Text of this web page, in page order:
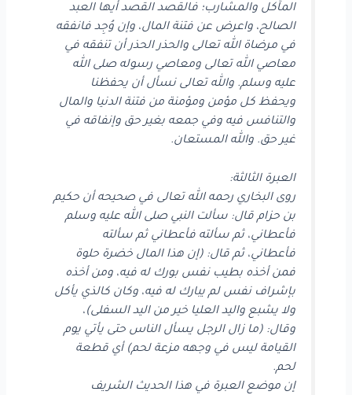
المآكل والمشارب؛ فالقصد القصد أيها العبد
الصالح، واعرض عن فتنة المال، وإن وُجِد فانفقه
في مرضاة الله تعالى والحذر الحذر أن تنفقه في
معاصي الله تعالى ومعاصي رسوله صلى الله
عليه وسلم. والله تعالى نسأل أن يحفظنا
ويحفظ كل مؤمن ومؤمنة من فتنة الدنيا والمال
والتنافس فيه وفي جمعه بغير حق وإنفاقه في
غير حق. والله المستعان.
العبرة الثالثة:
روى البخاري رحمه الله تعالى في صحيحه أن حكيم
بن حزام قال: سألت النبي صلى الله عليه وسلم
فأعطاني، ثم سألته فأعطاني ثم سألته
فأعطاني، ثم قال: (إن هذا المال خضرة حلوة
فمن أخذه بطيب نفس بورك له فيه، ومن أخذه
بإشراف نفس لم يبارك له فيه، وكان كالذي يأكل
ولا يشبع واليد العليا خير من اليد السفلى)،
وقال: (ما زال الرجل يسأل الناس حتى يأتي يوم
القيامة ليس في وجهه مزعة لحم) أي قطعة
لحم.
إن موضع العبرة في هذا الحديث الشريف